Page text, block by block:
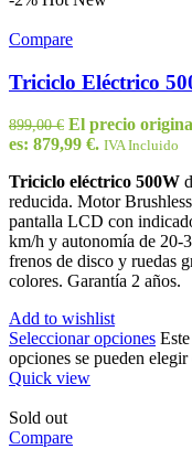
Compare
Triciclo Eléctrico
899,00€ El precio
es: 879,99 €. IVA Incluido
Triciclo eléctrico 500W
reducida. Motor
pantalla LCD con
km/h y autonomía de 20-
frenos de disco y ruedas
colores. Garantía 2 años.
Add to wishlist
Seleccionar opciones
opciones se pueden
Quick view
Sold out
Compare